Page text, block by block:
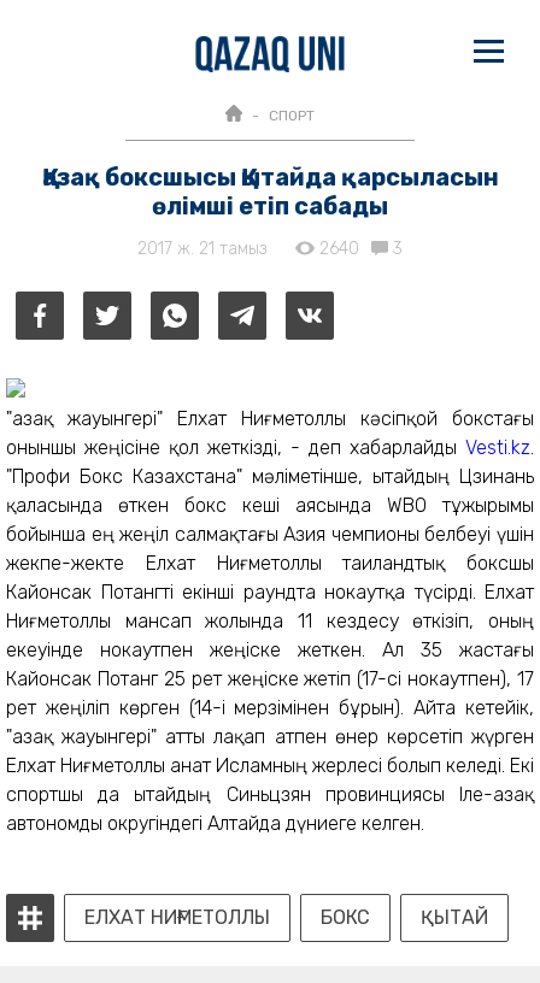
СПОРТ
Қазақ боксшысы Қытайда қарсыласын
өлімші етіп сабады
2017 ж. 21 тамыз 2640 3
"Қазақ жауынгері" Елхат Ниғметоллы кәсіпқой бокстағы
оныншы жеңісіне қол жеткізді, - деп хабарлайды Vesti.kz
"Профи Бокс Казахстана" мәліметінше, Қытайдың Цзинань
қаласында өткен бокс кеші аясында WBO тұжырымы
бойынша ең жеңіл салмақтағы Азия чемпионы белбеуі үшін
жекпе-жекте Елхат Ниғметоллы таиландтық боксшы
Кайонсак Потангті екінші раундта нокаутқа түсірді. Елхат
Ниғметоллы мансап жолында 11 кездесу өткізіп, оның
екеуінде нокаутпен жеңіске жеткен. Ал 35 жастағы
Кайонсак Потанг 25 рет жеңіске жетіп (17-сі нокаутпен), 17
рет жеңіліп көрген (14-і мерзімінен бұрын). Айта кетейік,
"Қазақ жауынгері" атты лақап атпен өнер көрсетіп жүрген
Елхат Ниғметоллы Қанат Исламның жерлесі болып келеді. Екі
спортшы да Қытайдың Синьцзян провинциясы Іле-Қазақ
автономды округіндегі Алтайда дүниеге келген.
ЕЛХАТ НИҒМЕТОЛЛЫ БОКС ҚЫТАЙ